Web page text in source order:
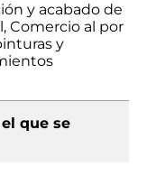
y acabado de
Comercio al por
y
que se